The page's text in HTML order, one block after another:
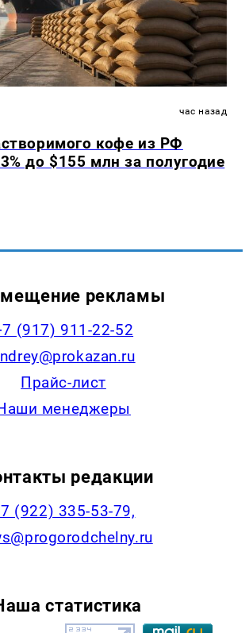
час назад
кофе из РФ
до $155 млн за полугодие
рекламы
(917) 911-22-52
Прайс-лист
менеджеры
редакции
(922) 335-53-79,
статистика